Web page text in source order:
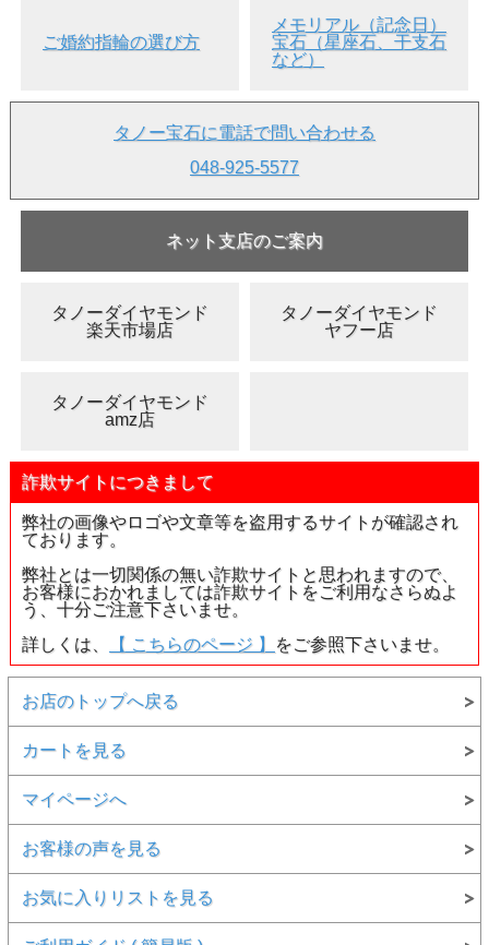
ご婚約指輪の選び方
メモリアル（記念日）
宝石（星座石、干支石
など）
タノー宝石に電話で問い合わせる
048-925-5577
ネット支店のご案内
タノーダイヤモンド
楽天市場店
タノーダイヤモンド
ヤフー店
タノーダイヤモンド
amz店
詐欺サイトにつきまして
弊社の画像やロゴや文章等を盗用するサイトが確認され
ております。
弊社とは一切関係の無い詐欺サイトと思われますので、
お客様におかれましては詐欺サイトをご利用なさらぬよ
う、十分ご注意下さいませ。
詳しくは、
【 こちらのページ 】 をご参照下さいませ。
お店のトップへ戻る
カートを見る
マイページへ
お客様の声を見る
お気に入りリストを見る